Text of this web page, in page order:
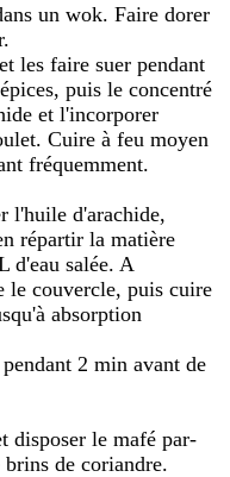
un wok. Faire dorer
les faire suer pendant
puis le concentré
et l'incorporer
Cuire à feu moyen
fréquemment.
l'huile d'arachide,
répartir la matière
d'eau salée. A
le couvercle, puis cuire
absorption
2 min avant de
disposer le mafé par-
brins de coriandre.